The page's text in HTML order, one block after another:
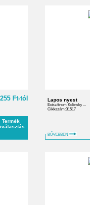
Ft-tól
Termék
Lapos nyest
Extra finom Kolinsky ...
Cikkszám:31517
BŐVEBBEN